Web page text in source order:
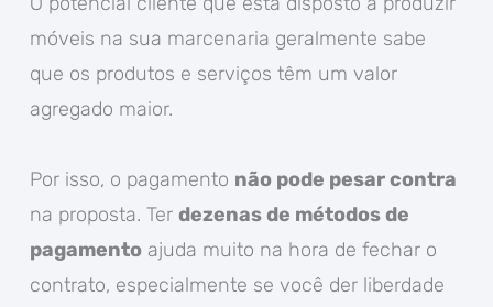
móveis na sua marcenaria geralmente sabe
que os produtos e serviços têm um valor
agregado maior.
Por isso, o pagamento não pode pesar contra
na proposta. Ter dezenas de métodos de
pagamentoajuda muito na hora de fechar o
contrato, especialmente se você der liberdade